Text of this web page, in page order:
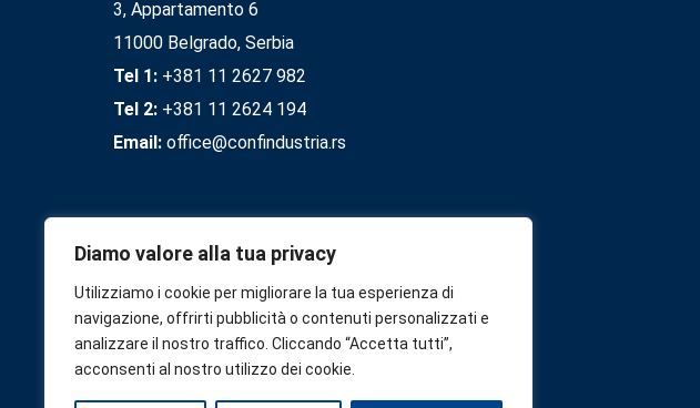
Diamo valore alla tua privacy
Utilizziamo i cookie per migliorare la tua esperienza di
navigazione, offrirti pubblicità o contenuti personalizzati e
analizzare il nostro traffico. Cliccando “Accetta tutti”,
acconsenti al nostro utilizzo dei cookie.
3, Appartamento 6
11000 Belgrado, Serbia
Tel 1: +381 11 2627 982
Tel 2: +381 11 2624 194
Email: office@confindustria.rs